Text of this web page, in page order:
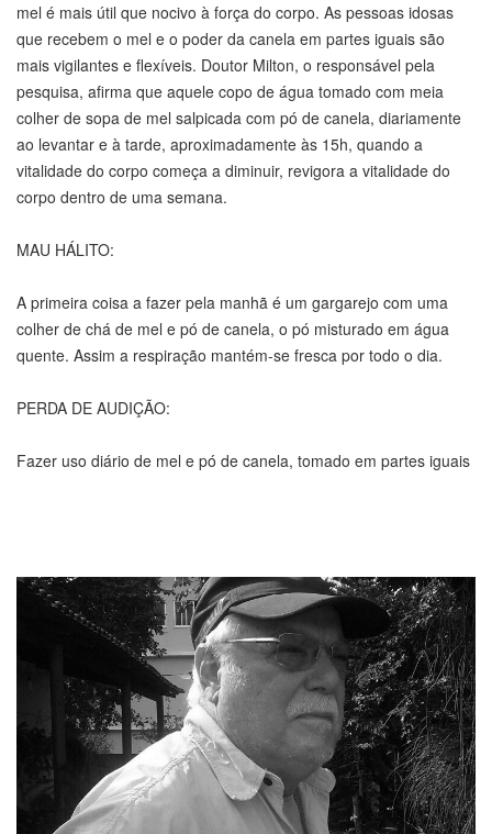
mel é mais útil que nocivo à força do corpo. As pessoas idosas
que recebem o mel e o poder da canela em partes iguais são
mais vigilantes e flexíveis. Doutor Milton, o responsável pela
pesquisa, afirma que aquele copo de água tomado com meia
colher de sopa de mel salpicada com pó de canela, diariamente
ao levantar e à tarde, aproximadamente às 15h, quando a
vitalidade do corpo começa a diminuir, revigora a vitalidade do
corpo dentro de uma semana.
MAU HÁLITO:
A primeira coisa a fazer pela manhã é um gargarejo com uma
colher de chá de mel e pó de canela, o pó misturado em água
quente. Assim a respiração mantém-se fresca por todo o dia.
PERDA DE AUDIÇÃO:
Fazer uso diário de mel e pó de canela, tomado em partes iguais